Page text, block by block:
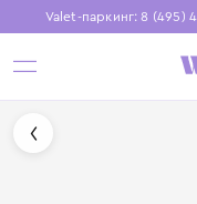
Valet-паркинг: 8 (495)
Бесплатная
Установите